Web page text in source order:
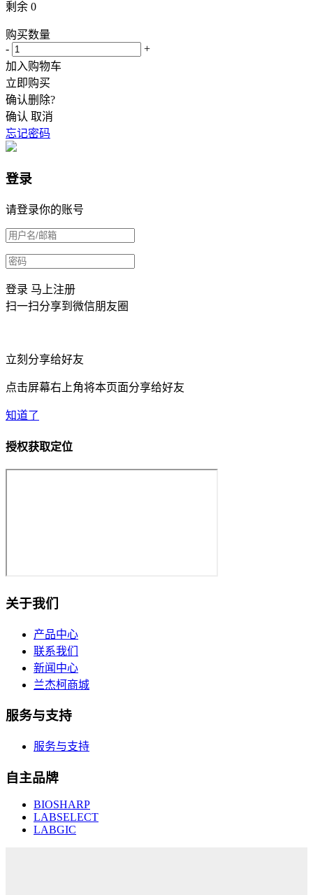
剩余 0
购买数量
-
+
加入购物车
立即购买
确认删除?
确认 取消
忘记密码
登录
请登录你的账号
登录 马上注册
扫一扫分享到微信朋友圈
立刻分享给好友
点击屏幕右上角将本页面分享给好友
知道了
授权获取定位
关于我们
产品中心
联系我们
新闻中心
兰杰柯商城
服务与支持
服务与支持
自主品牌
BIOSHARP
LABSELECT
LABGIC